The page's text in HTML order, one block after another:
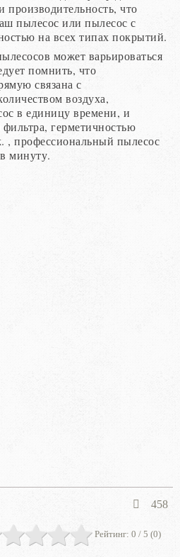
что
пылесос или пылесос с
на всех типах покрытий.
может варьироваться
помнить, что
связана с
воздуха,
в единицу времени, и
герметичностью
, профессиональный пылесос
минуту.
458
Рейтинг: 0 / 5 (0)